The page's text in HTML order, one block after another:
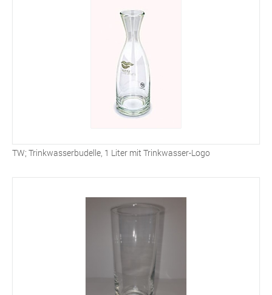
TW; Trinkwasserbudelle, 1 Liter mit Trinkwasser-Logo